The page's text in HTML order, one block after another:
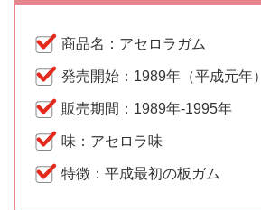
商品名：アセロラガム
発売開始：1989年（平成元年）
販売期間：1989年-1995年
味：アセロラ味
特徴：平成最初の板ガム